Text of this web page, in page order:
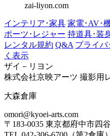
zai-liyon.com
インテリア･家具 家電･AV･
ポーツ･レジャー 持道具･装
レンタル規約 Q&A プライ
く表示
ザイ－リヨン
株式会社京映アーツ 撮影用
大森倉庫
omori@kyoei-arts.com
〒183-0035 東京都府中市四